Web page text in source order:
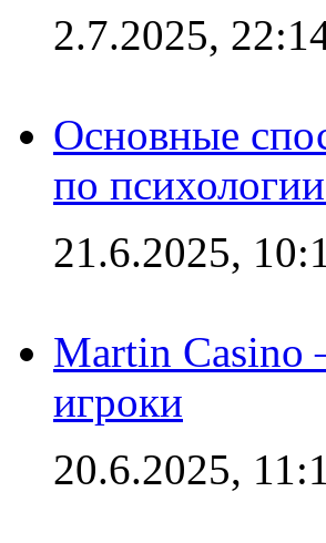
2.7.2025,
Основные
по
21.6.2025,
Martin Casino
игроки
20.6.2025,